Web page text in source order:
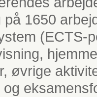
1650
(ECTS-
øvrige